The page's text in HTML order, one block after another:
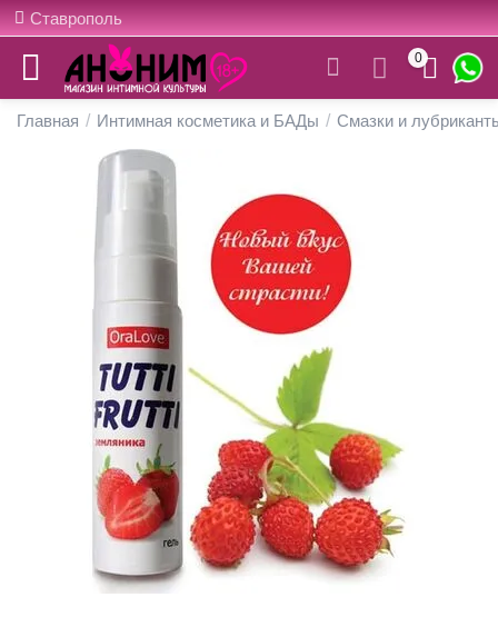
Ставрополь
0
Главная / Интимная косметика и БАДы / Смазки и